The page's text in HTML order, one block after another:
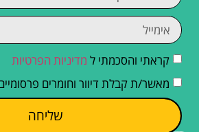
קראתי והסכמתי ל מדיניות הפרטיות
מאשר/ת קבלת דיוור וחומרים
שליחה